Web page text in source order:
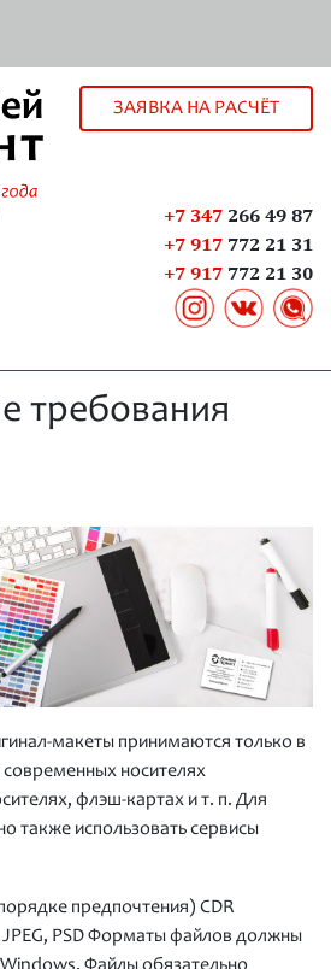
ЗАЯВКА НА РАСЧЁТ
+7 347 266 49 87
+7 917 772 21 31
+7 917 772 21 30
требования
макеты принимаются только в
носителях
флэш-картах и т. п. Для
также использовать сервисы
предпочтения) CDR
JPEG, PSD Форматы файлов должны
Файлы обязательно